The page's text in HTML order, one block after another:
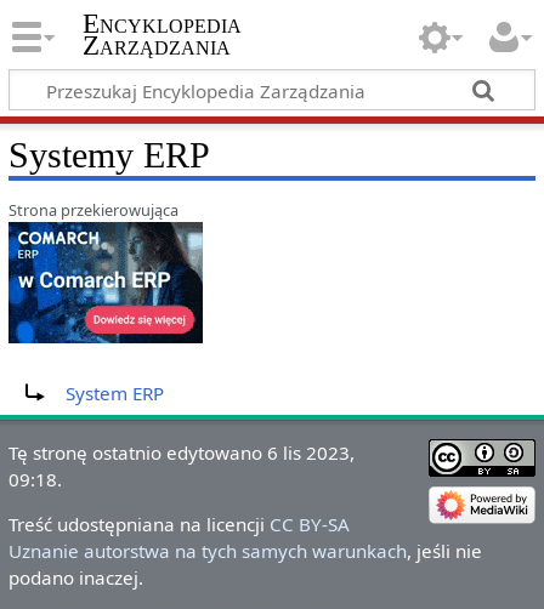
Encyklopedia
Zarządzania
Systemy ERP
Strona przekierowująca
System ERP
Tę stronę ostatnio edytowano 6 lis 2023,
09:18.
Treść udostępniana na licencji CC BY-SA
Uznanie autorstwa na tych samych warunkach, jeśli nie
podano inaczej.